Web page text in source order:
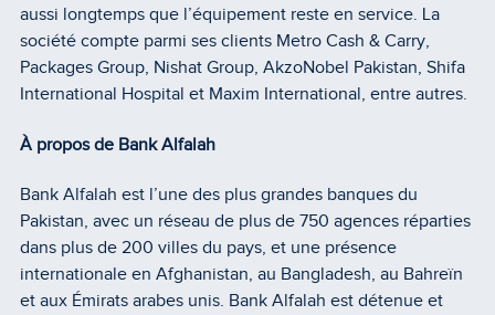
aussi longtemps que l’équipement reste en service. La
société compte parmi ses clients Metro Cash & Carry,
Packages Group, Nishat Group, AkzoNobel Pakistan, Shifa
International Hospital et Maxim International, entre autres.
À propos de Bank Alfalah
Bank Alfalah est l’une des plus grandes banques du
Pakistan, avec un réseau de plus de 750 agences réparties
dans plus de 200 villes du pays, et une présence
internationale en Afghanistan, au Bangladesh, au Bahreïn
et aux Émirats arabes unis. Bank Alfalah est détenue et